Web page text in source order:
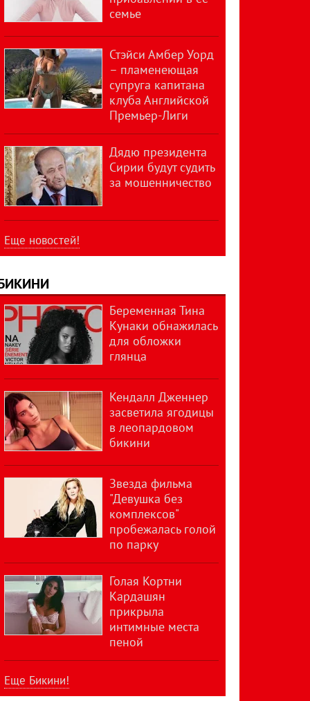
семье
Стэйси Амбер Уорд
– пламенеющая
супруга капитана
клуба Английской
Премьер-Лиги
Дядю президента
Сирии будут судить
за мошенничество
Еще новостей!
Беременная Тина
Кунаки обнажилась
для обложки
глянца
Кендалл Дженнер
засветила ягодицы
в леопардовом
бикини
Звезда фильма
"Девушка без
комплексов"
пробежалась голой
по парку
Голая Кортни
Кардашян
прикрыла
интимные места
пеной
Еще Бикини!